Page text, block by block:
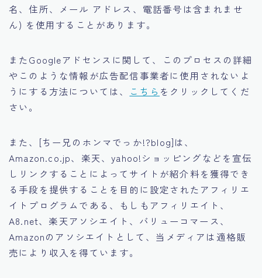
名、住所、メール アドレス、電話番号は含まれませ
ん) を使用することがあります。
またGoogleアドセンスに関して、このプロセスの詳細
やこのような情報が広告配信事業者に使用されないよ
うにする方法については、
こちら をクリックしてくだ
さい。
また、[ちー兄のホンマでっか!?blog]は、
Amazon.co.jp、楽天、yahoo!ショッピングなどを宣伝
しリンクすることによってサイトが紹介料を獲得でき
る手段を提供することを目的に設定されたアフィリエ
イトプログラムである、もしもアフィリエイト、
A8.net、楽天アソシエイト、バリューコマース、
Amazonのアソシエイトとして、当メディアは適格販
売により収入を得ています。